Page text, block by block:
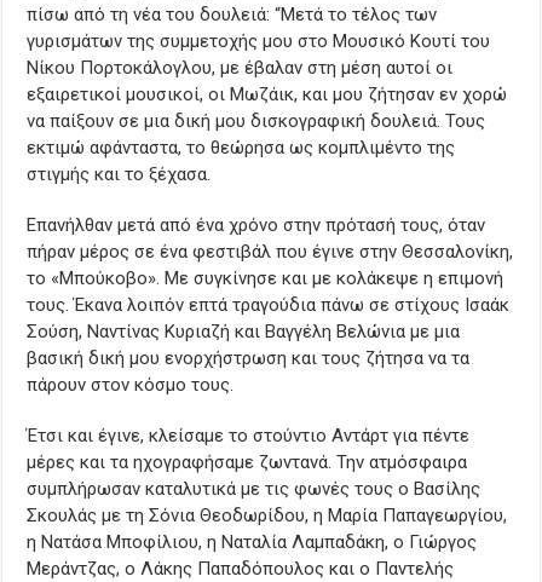
πίσω από τη νέα του δουλειά: “Μετά το τέλος των
γυρισμάτων της συμμετοχής μου στο Μουσικό Κουτί του
Νίκου Πορτοκάλογλου, με έβαλαν στη μέση αυτοί οι
εξαιρετικοί μουσικοί, οι Μωζάικ, και μου ζήτησαν εν χορώ
να παίξουν σε μια δική μου δισκογραφική δουλειά. Τους
εκτιμώ αφάνταστα, το θεώρησα ως κομπλιμέντο της
στιγμής και το ξέχασα.
Επανήλθαν μετά από ένα χρόνο στην πρότασή τους, όταν
πήραν μέρος σε ένα φεστιβάλ που έγινε στην Θεσσαλονίκη,
το «Μπούκοβο». Με συγκίνησε και με κολάκεψε η επιμονή
τους. Έκανα λοιπόν επτά τραγούδια πάνω σε στίχους Ισαάκ
Σούση, Ναντίνας Κυριαζή και Βαγγέλη Βελώνια με μια
βασική δική μου ενορχήστρωση και τους ζήτησα να τα
πάρουν στον κόσμο τους.
Έτσι και έγινε, κλείσαμε το στούντιο Αντάρτ για πέντε
μέρες και τα ηχογραφήσαμε ζωντανά. Την ατμόσφαιρα
συμπλήρωσαν καταλυτικά με τις φωνές τους ο Βασίλης
Σκουλάς με τη Σόνια Θεοδωρίδου, η Μαρία Παπαγεωργίου,
η Νατάσα Μποφίλιου, η Ναταλία Λαμπαδάκη, ο Γιώργος
Μεράντζας, ο Λάκης Παπαδόπουλος και ο Παντελής